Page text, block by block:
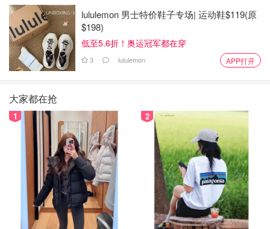
lululemon 男士特价鞋子专场| 运动鞋$119(原
$198)
低至5.6折！奥运冠军都在穿
3 lululemon APP打开
大家都在抢
1 2